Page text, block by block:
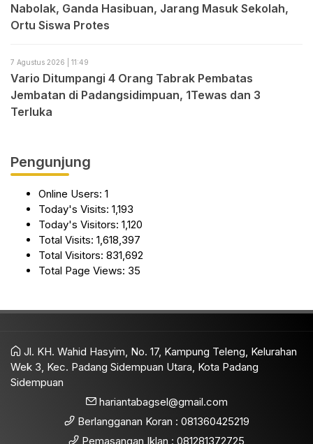
Nabolak, Ganda Hasibuan, Jarang Masuk Sekolah,
Ortu Siswa Protes
7 Agustus 2026 | 11:49
Vario Ditumpangi 4 Orang Tabrak Pembatas
Jembatan di Padangsidimpuan, 1Tewas dan 3
Terluka
Pengunjung
Online Users: 1
Today's Visits: 1,193
Today's Visitors: 1,120
Total Visits: 1,618,397
Total Visitors: 831,692
Total Page Views: 35
Jl. KH. Wahid Hasyim, No. 17, Kampung Teleng, Kelurahan
Wek 3, Kec. Padang Sidempuan Utara, Kota Padang
Sidempuan
hariantabagsel@gmail.com
Berlangganan Koran : 081360425219
Pemasangan Iklan : 081281372725